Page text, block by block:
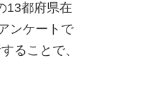
13都府県在
ンケートで
ることで、